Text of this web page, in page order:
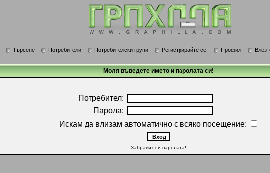
Търсене Потребители Потребителски групи Регистрирайте се Профил
Моля въведете името и паролата си!
Потребител:
Парола:
Искам да влизам автоматично с всяко посещение:
Забравих си паролата!